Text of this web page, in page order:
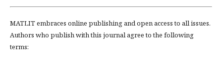
MATLIT embraces online publishing and open access to all issues.
Authors who publish with this journal agree to the following
terms: